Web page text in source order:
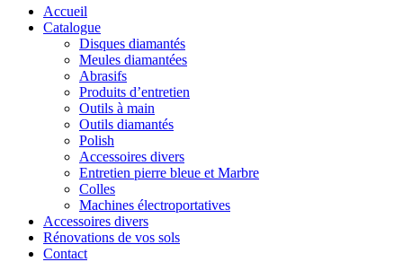
Accueil
Catalogue
Disques diamantés
Meules diamantées
Abrasifs
Produits d’entretien
Outils à main
Outils diamantés
Polish
Accessoires divers
Entretien pierre bleue et Marbre
Colles
Machines électroportatives
Accessoires divers
Rénovations de vos sols
Contact